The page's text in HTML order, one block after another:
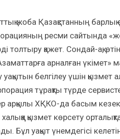
жоба Қазақстанның
ресми сайтында
толтыру қажет. Сондай-ақ,
арналған үкімет»
уақытын белгілеу үшін
тұрақты түрде
ХҚКО-да басым кезек
қызмет көрсету
Бұл уақыт үнемдегісі